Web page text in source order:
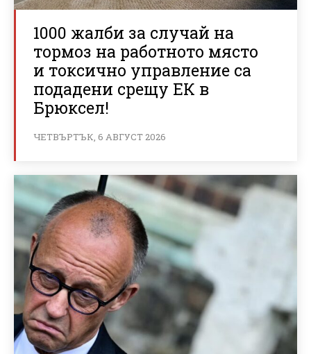
1000 жалби за случай на
тормоз на работното място
и токсично управление са
подадени срещу ЕК в
Брюксел!
ЧЕТВЪРТЪК, 6 АВГУСТ 2026